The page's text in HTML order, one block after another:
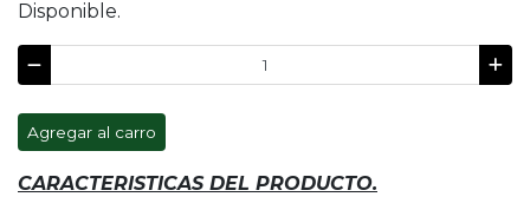
Disponible.
Agregar al carro
CARACTERISTICAS DEL PRODUCTO.